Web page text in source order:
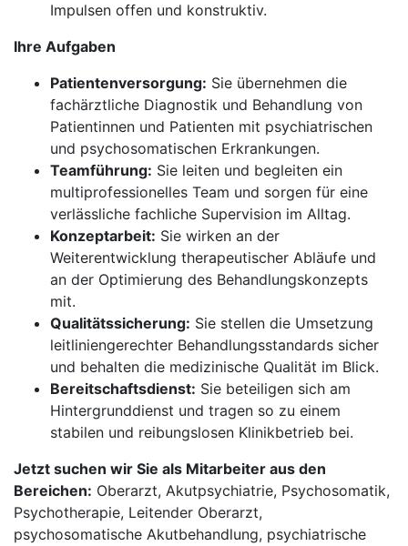
Impulsen offen und konstruktiv.
Ihre Aufgaben
Patientenversorgung: Sie übernehmen die
fachärztliche Diagnostik und Behandlung von
Patientinnen und Patienten mit psychiatrischen
und psychosomatischen Erkrankungen.
Teamführung: Sie leiten und begleiten ein
multiprofessionelles Team und sorgen für eine
verlässliche fachliche Supervision im Alltag.
Konzeptarbeit: Sie wirken an der
Weiterentwicklung therapeutischer Abläufe und
an der Optimierung des Behandlungskonzepts
mit.
Qualitätssicherung: Sie stellen die Umsetzung
leitliniengerechter Behandlungsstandards sicher
und behalten die medizinische Qualität im Blick.
Bereitschaftsdienst: Sie beteiligen sich am
Hintergrunddienst und tragen so zu einem
stabilen und reibungslosen Klinikbetrieb bei.
Jetzt suchen wir Sie als Mitarbeiter aus den
Bereichen: Oberarzt, Akutpsychiatrie, Psychosomatik,
Psychotherapie, Leitender Oberarzt,
psychosomatische Akutbehandlung, psychiatrische